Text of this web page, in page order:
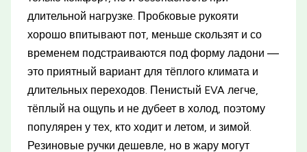
длительной нагрузке. Пробковые рукояти
хорошо впитывают пот, меньше скользят и со
временем подстраиваются под форму ладони —
это приятный вариант для тёплого климата и
длительных переходов. Пенистый EVA легче,
тёплый на ощупь и не дубеет в холод, поэтому
популярен у тех, кто ходит и летом, и зимой.
Резиновые ручки дешевле, но в жару могут